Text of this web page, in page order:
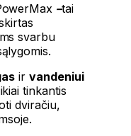
–tai
svarbu
irvandeniui
tinkantis
dviračiu,